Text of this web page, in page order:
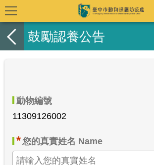
鼓勵認養公告
動物編號
11309126002
*您的真實姓名 Name